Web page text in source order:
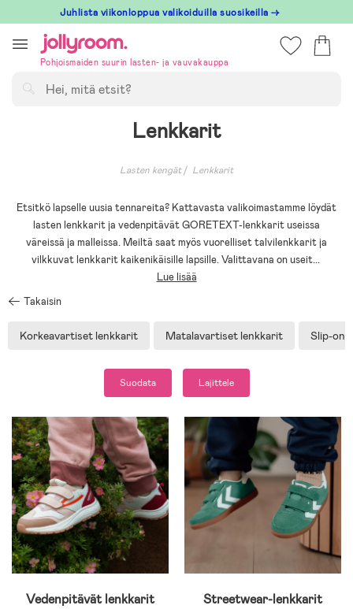
till
innehållet
Juhlista viikonloppua valikoiduilla suosikeilla →
Pohjoismaiden suurin lasten- ja vauvakauppa
Lenkkarit
Lasten kengät Lenkkarit
Etsitkö lapselle uusia tennareita? Kattavasta valikoimastamme löydät
lasten lenkkarit ja vedenpitävät GORETEXT-lenkkarit useissa
väreissä ja malleissa. Meiltä saat myös vuorelliset talvilenkkarit ja
vilkkuvat lenkkarit kaikenikäisille lapsille. Valittavana on useit...
Lue lisää
Takaisin
Korkeavartiset lenkkarit Matalavartiset lenkkarit Slip-on-
Suodata Lajittele
Vedenpitävät lenkkarit Streetwear-lenkkarit